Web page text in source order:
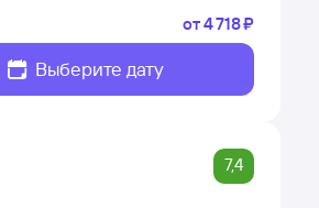
от4 ⁠718 ⁠₽
Выберите дату
7,4